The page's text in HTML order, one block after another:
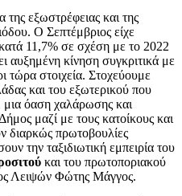
της εξωστρέφειας και της
Ο Σεπτέμβριος είχε
11,7% σε σχέση με το 2022
αυξημένη κίνηση συγκριτικά με
τώρα στοιχεία. Στοχεύουμε
και του εξωτερικού που
μια όαση χαλάρωσης και
μαζί με τους κατοίκους και
διαρκώς πρωτοβουλίες
την ταξιδιωτική εμπειρία του
και του πρωτοποριακού
Λειψών Φώτης Μάγγος.